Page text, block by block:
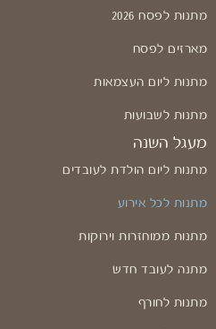
מתנות לפסח 2026
מארזים לפסח
מתנות ליום העצמאות
מתנות לשבועות
מעגל השנה
מתנות ליום הולדת לעובדים
מתנות לכל אירוע
מתנות ממוחזרות וירוקות
מתנה לעובד חדש
מתנות לחורף